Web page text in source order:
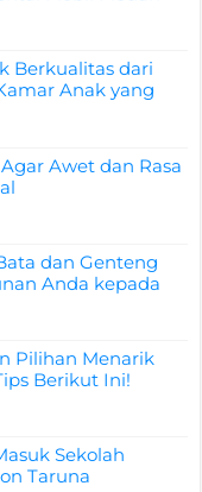
Berkualitas dari
Anak yang
Awet dan Rasa
dan Genteng
Anda kepada
Pilihan Menarik
Berikut Ini!
Sekolah
Taruna